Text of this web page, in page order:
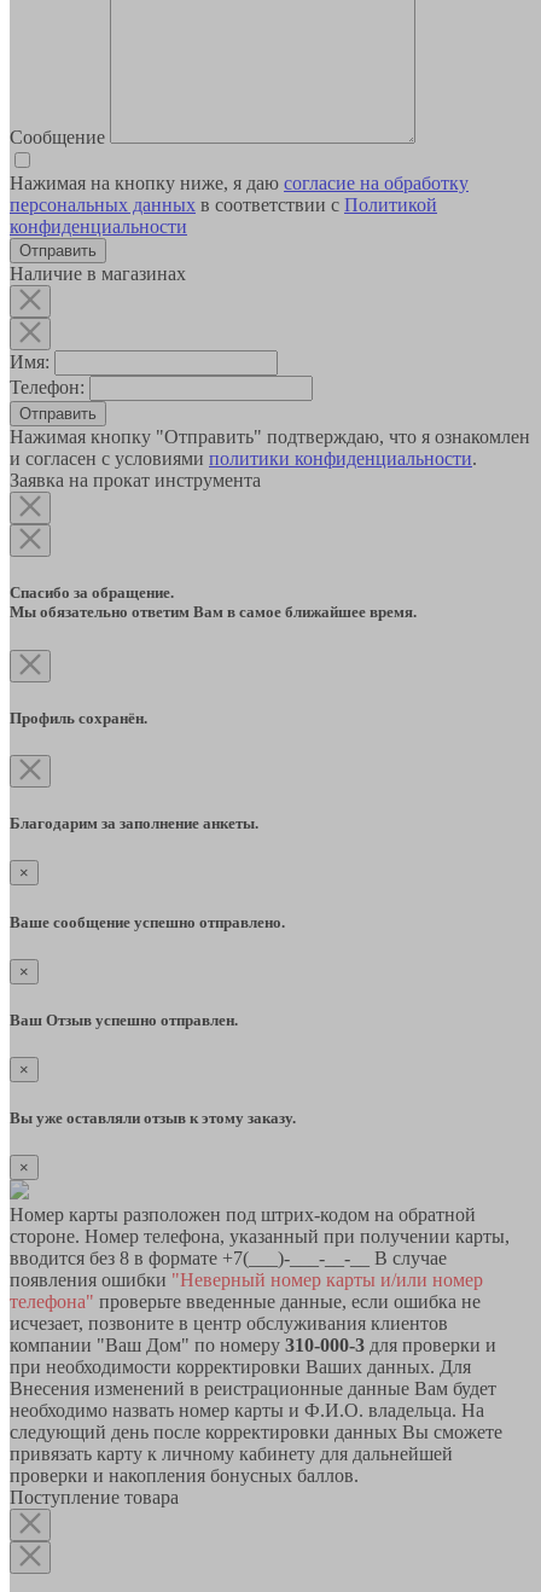
Сообщение
Нажимая на кнопку ниже, я даю согласие на обработку
персональных данных в соответствии с Политикой
конфиденциальности
Наличие в магазинах
Имя:
Телефон:
Отправить
Нажимая кнопку "Отправить" подтверждаю, что я ознакомлен
и согласен с условиями политики конфиденциальности.
Заявка на прокат инструмента
Спасибо за обращение.
Мы обязательно ответим Вам в самое ближайшее время.
Профиль сохранён.
Благодарим за заполнение анкеты.
×
Ваше сообщение успешно отправлено.
×
Ваш Отзыв успешно отправлен.
×
Вы уже оставляли отзыв к этому заказу.
×
Номер карты разположен под штрих-кодом на обратной
стороне. Номер телефона, указанный при получении карты,
вводится без 8 в формате +7(___)-___-__-__ В случае
появления ошибки "Неверный номер карты и/или номер
телефона" проверьте введенные данные, если ошибка не
исчезает, позвоните в центр обслуживания клиентов
компании "Ваш Дом" по номеру 310-000-3 для проверки и
при необходимости корректировки Ваших данных. Для
Внесения изменений в реистрационные данные Вам будет
необходимо назвать номер карты и Ф.И.О. владельца. На
следующий день после корректировки данных Вы сможете
привязать карту к личному кабинету для дальнейшей
проверки и накопления бонусных баллов.
Поступление товара